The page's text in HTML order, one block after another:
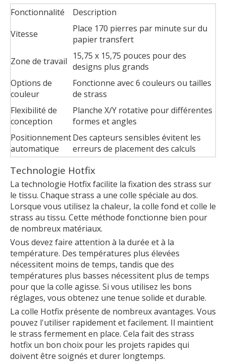
Fonctionnalité
Description
Vitesse
Place 170 pierres par minute sur du
papier transfert
Zone de travail
15,75 x 15,75 pouces pour des
designs plus grands
Options de
couleur
Fonctionne avec 6 couleurs ou tailles
de strass
Flexibilité de
conception
Planche X/Y rotative pour différentes
formes et angles
Positionnement
automatique
Des capteurs sensibles évitent les
erreurs de placement des calculs
Technologie Hotfix
La technologie Hotfix facilite la fixation des strass sur
le tissu. Chaque strass a une colle spéciale au dos.
Lorsque vous utilisez la chaleur, la colle fond et colle le
strass au tissu. Cette méthode fonctionne bien pour
de nombreux matériaux.
Vous devez faire attention à la durée et à la
température. Des températures plus élevées
nécessitent moins de temps, tandis que des
températures plus basses nécessitent plus de temps
pour que la colle agisse. Si vous utilisez les bons
réglages, vous obtenez une tenue solide et durable.
La colle Hotfix présente de nombreux avantages. Vous
pouvez l'utiliser rapidement et facilement. Il maintient
le strass fermement en place. Cela fait des strass
hotfix un bon choix pour les projets rapides qui
doivent être soignés et durer longtemps.